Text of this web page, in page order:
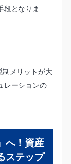
段となりま
メリットが大
レーションの
へ！資産
ステップ